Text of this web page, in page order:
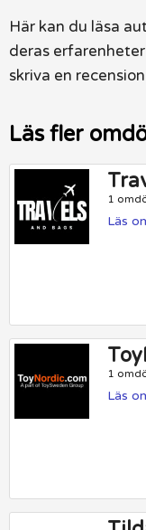
Här kan du läsa
deras
skriva en
Läs fler
1
Läs
1
Läs